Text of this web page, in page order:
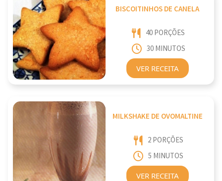
BISCOITINHOS DE CANELA
40 PORÇÕES
30 MINUTOS
VER RECEITA
MILKSHAKE DE OVOMALTINE
2 PORÇÕES
5 MINUTOS
VER RECEITA